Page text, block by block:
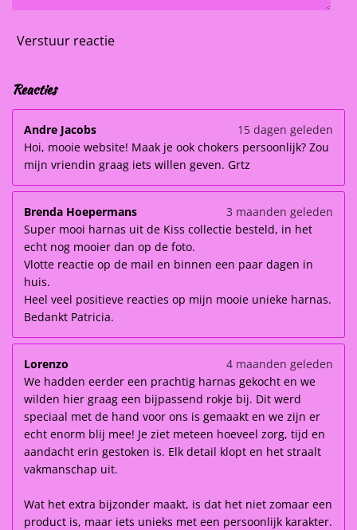
Verstuur reactie
Reacties
Andre Jacobs
15 dagen geleden
Hoi, mooie website! Maak je ook chokers persoonlijk? Zou
mijn vriendin graag iets willen geven. Grtz
Brenda Hoepermans
3 maanden geleden
Super mooi harnas uit de Kiss collectie besteld, in het
echt nog mooier dan op de foto.
Vlotte reactie op de mail en binnen een paar dagen in
huis.
Heel veel positieve reacties op mijn mooie unieke harnas.
Bedankt Patricia.
Lorenzo
4 maanden geleden
We hadden eerder een prachtig harnas gekocht en we
wilden hier graag een bijpassend rokje bij. Dit werd
speciaal met de hand voor ons is gemaakt en we zijn er
echt enorm blij mee! Je ziet meteen hoeveel zorg, tijd en
aandacht erin gestoken is. Elk detail klopt en het straalt
vakmanschap uit.
Wat het extra bijzonder maakt, is dat het niet zomaar een
product is, maar iets unieks met een persoonlijk karakter.